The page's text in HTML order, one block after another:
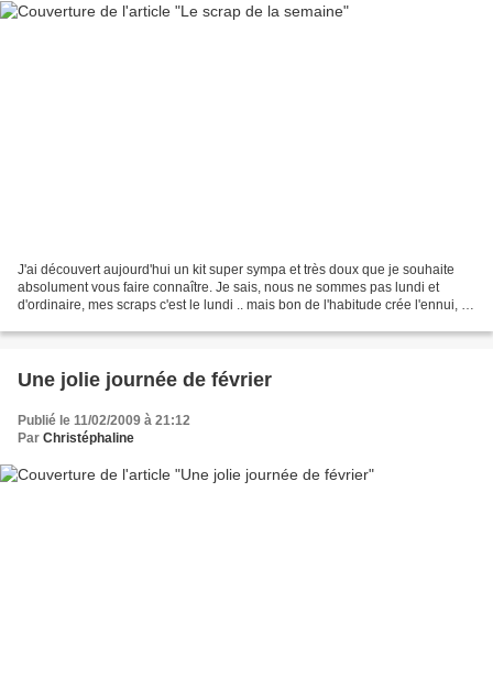
J'ai découvert aujourd'hui un kit super sympa et très doux que je souhaite
absolument vous faire connaître. Je sais, nous ne sommes pas lundi et
d'ordinaire, mes scraps c'est le lundi .. mais bon de l'habitude crée l'ennui, et
Une jolie journée de février
Publié le 11/02/2009 à 21:12
Par Christéphaline